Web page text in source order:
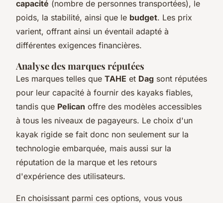
capacité (nombre de personnes transportées), le
poids, la stabilité, ainsi que le budget. Les prix
varient, offrant ainsi un éventail adapté à
différentes exigences financières.
Analyse des marques réputées
Les marques telles que TAHE et Dag sont réputées
pour leur capacité à fournir des kayaks fiables,
tandis que Pelican offre des modèles accessibles
à tous les niveaux de pagayeurs. Le choix d'un
kayak rigide se fait donc non seulement sur la
technologie embarquée, mais aussi sur la
réputation de la marque et les retours
d'expérience des utilisateurs.
En choisissant parmi ces options, vous vous